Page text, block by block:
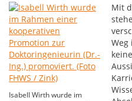
Isabell Wirth wurde im
Mit